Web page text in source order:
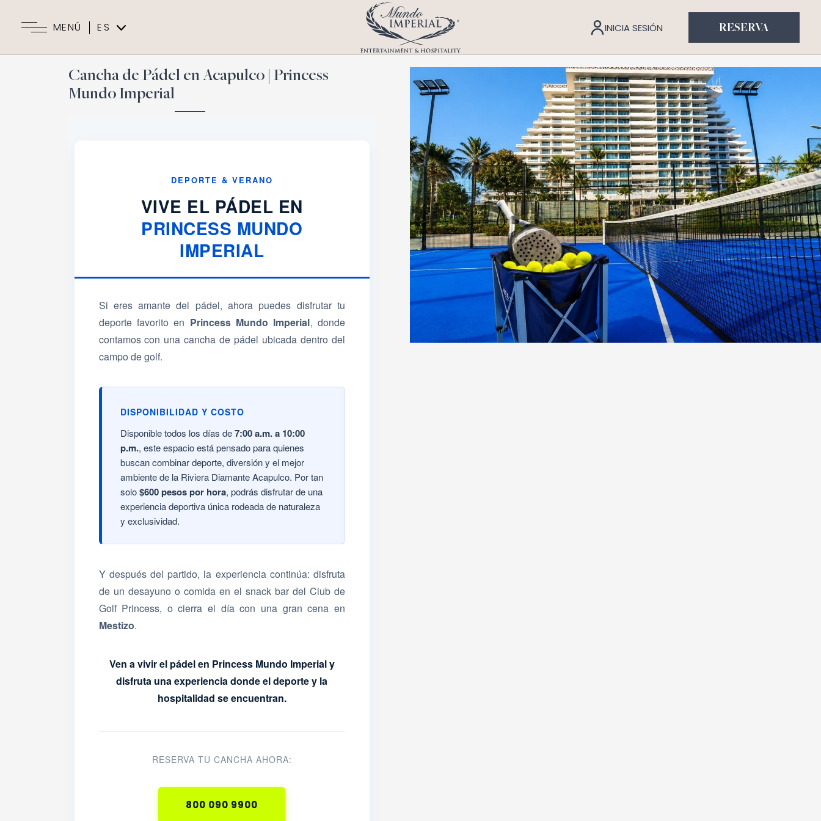
MENÚ
ES
RESERVA
INICIA SESIÓN
Cancha de Pádel en Acapulco | Princess
Mundo Imperial
DEPORTE & VERANO
VIVE EL PÁDEL EN
PRINCESS MUNDO
IMPERIAL
Si eres amante del pádel, ahora puedes disfrutar tu
deporte favorito en Princess Mundo Imperial, donde
contamos con una cancha de pádel ubicada dentro del
campo de golf.
DISPONIBILIDAD Y COSTO
Disponible todos los días de7:00 a.m. a 10:00
p.m., este espacio está pensado para quienes
buscan combinar deporte, diversión y el mejor
ambiente de la Riviera Diamante Acapulco. Por tan
solo$600 pesos por hora, podrás disfrutar de una
experiencia deportiva única rodeada de naturaleza
y exclusividad.
Y después del partido, la experiencia continúa: disfruta
de un desayuno o comida en el snack bar del Club de
Golf Princess, o cierra el día con una gran cena en
Mestizo.
Ven a vivir el pádel en Princess Mundo Imperial y
disfruta una experiencia donde el deporte y la
hospitalidad se encuentran.
RESERVA TU CANCHA AHORA:
800 090 9900